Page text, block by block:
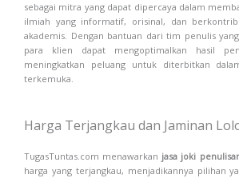
sebagai mitra yang dapat dipercaya dalam
ilmiah yang informatif, orisinal, dan
akademis. Dengan bantuan dari tim penulis
para klien dapat mengoptimalkan hasil
meningkatkan peluang untuk diterbitkan
terkemuka.
Harga Terjangkau dan Jaminan
TugasTuntas.com menawarkan jasa joki
harga yang terjangkau, menjadikannya pilihan